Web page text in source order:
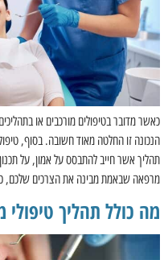
כאשר מדובר בטיפולים מורכבים או
הנכונה זו החלטה מאוד חשובה. בסוף,
תהליך אשר חייב להתבסס על אמון, על
מרפאה שבאמת מבינה את הצרכים שלכם,
מה כולל תהליך